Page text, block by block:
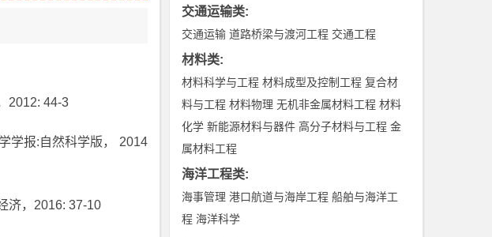
2012: 44-3
学报:自然科学版， 2014
济，2016: 37-10
交通运输类:
交通运输 道路桥梁与渡河工程 交通工程
材料类:
材料科学与工程 材料成型及控制工程 复合材
料与工程 材料物理 无机非金属材料工程 材料
化学 新能源材料与器件 高分子材料与工程 金
属材料工程
海洋工程类:
海事管理 港口航道与海岸工程 船舶与海洋工
程 海洋科学